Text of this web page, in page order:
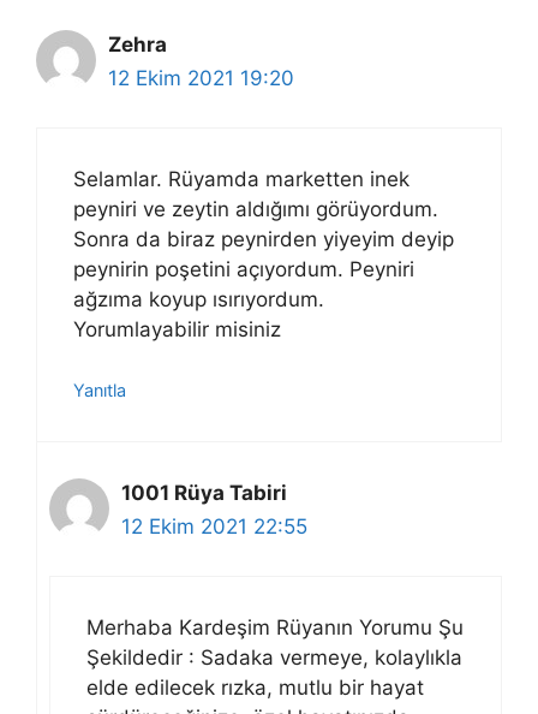
Zehra
12 Ekim 2021 19:20
Selamlar. Rüyamda marketten inek
peyniri ve zeytin aldığımı görüyordum.
Sonra da biraz peynirden yiyeyim deyip
peynirin poşetini açıyordum. Peyniri
ağzıma koyup ısırıyordum.
Yorumlayabilir misiniz
Yanıtla
1001 Rüya Tabiri
12 Ekim 2021 22:55
Merhaba Kardeşim Rüyanın Yorumu Şu
Şekildedir : Sadaka vermeye, kolaylıkla
elde edilecek rızka, mutlu bir hayat